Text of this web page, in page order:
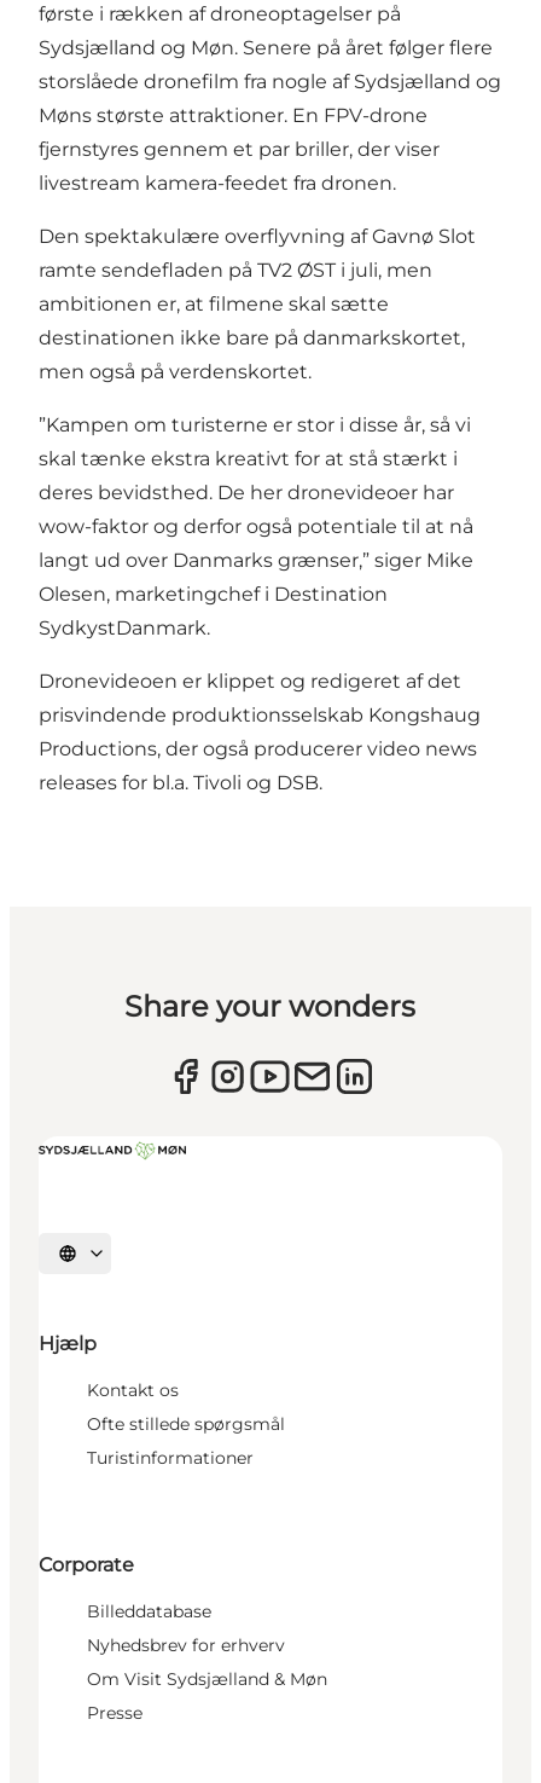
første i rækken af droneoptagelser på
Sydsjælland og Møn. Senere på året følger flere
storslåede dronefilm fra nogle af Sydsjælland og
Møns største attraktioner. En FPV-drone
fjernstyres gennem et par briller, der viser
livestream kamera-feedet fra dronen.
Den spektakulære overflyvning af Gavnø Slot
ramte sendefladen på TV2 ØST i juli, men
ambitionen er, at filmene skal sætte
destinationen ikke bare på danmarkskortet,
men også på verdenskortet.
”Kampen om turisterne er stor i disse år, så vi
skal tænke ekstra kreativt for at stå stærkt i
deres bevidsthed. De her dronevideoer har
wow-faktor og derfor også potentiale til at nå
langt ud over Danmarks grænser,” siger Mike
Olesen, marketingchef i Destination
SydkystDanmark.
Dronevideoen er klippet og redigeret af det
prisvindende produktionsselskab Kongshaug
Productions, der også producerer video news
releases for bl.a. Tivoli og DSB.
Share your wonders
Vælg sprog
Hjælp
Kontakt os
Ofte stillede spørgsmål
Turistinformationer
Corporate
Billeddatabase
Nyhedsbrev for erhverv
Om Visit Sydsjælland & Møn
Presse